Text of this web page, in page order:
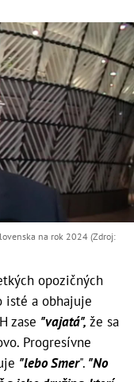
na rok 2024 (Zdroj:
opozičných
isté a obhajuje
zase "vajatá", že sa
Progresívne
"lebo Smer". "No